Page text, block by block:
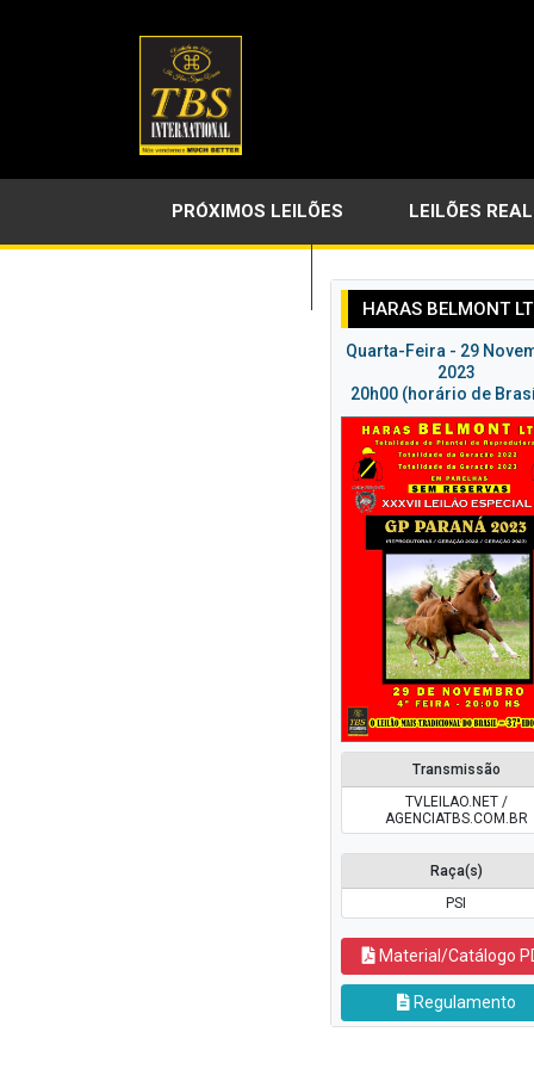
PRÓXIMOS LEILÕES LEILÕES
HARAS BELMONT
Quarta-Feira - 29
2023
20h00 (horário de
Transmissão
TVLEILAO.NET /
AGENCIATBS.COM.BR
Raça(s)
PSI
Material/Catálogo
Regulamento